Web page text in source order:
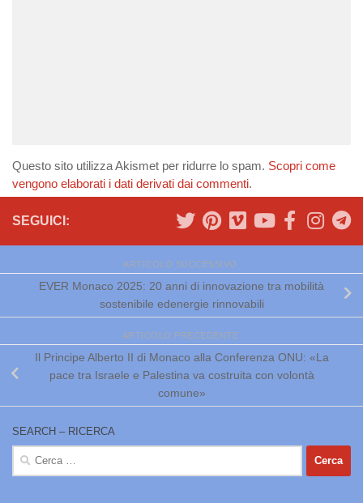
Questo sito utilizza Akismet per ridurre lo spam. Scopri come
vengono elaborati i dati derivati dai commenti.
SEGUICI:
ARTICOLO SUCCESSIVO
EVER Monaco 2025: 20 anni di innovazione tra mobilità
sostenibile edenergie rinnovabili
ARTICOLO PRECEDENTE
Il Principe Alberto II di Monaco alla Conferenza ONU: «La
pace tra Israele e Palestina va costruita con volontà
comune»
SEARCH – RICERCA
Ricerca